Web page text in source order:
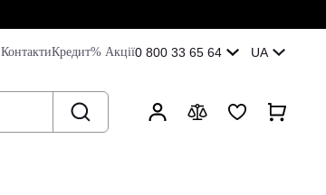
КонтактиКредит% Акції0 800 33 65 64 UA